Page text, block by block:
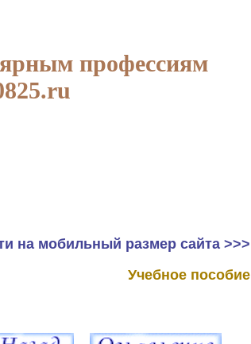
профессиям
на мобильный размер сайта >>>
Учебное пособие